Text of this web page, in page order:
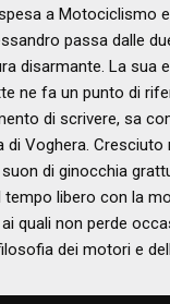
a Motociclismo
passa dalle
disarmante. La sua
ne fa un punto di
di scrivere, sa
Voghera. Cresciuto
di ginocchia
libero con la
quali non perde
dei motori e